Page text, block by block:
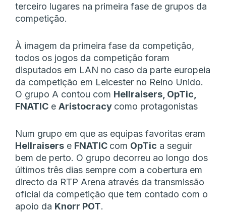
terceiro lugares na primeira fase de grupos da
competição.
À imagem da primeira fase da competição,
todos os jogos da competição foram
disputados em LAN no caso da parte europeia
da competição em Leicester no Reino Unido.
O grupo A contou com Hellraisers, OpTic,
FNATIC e Aristocracy como protagonistas
Num grupo em que as equipas favoritas eram
Hellraisers e FNATIC com OpTic a seguir
bem de perto. O grupo decorreu ao longo dos
últimos três dias sempre com a cobertura em
directo da RTP Arena através da transmissão
oficial da competição que tem contado com o
apoio da Knorr POT.